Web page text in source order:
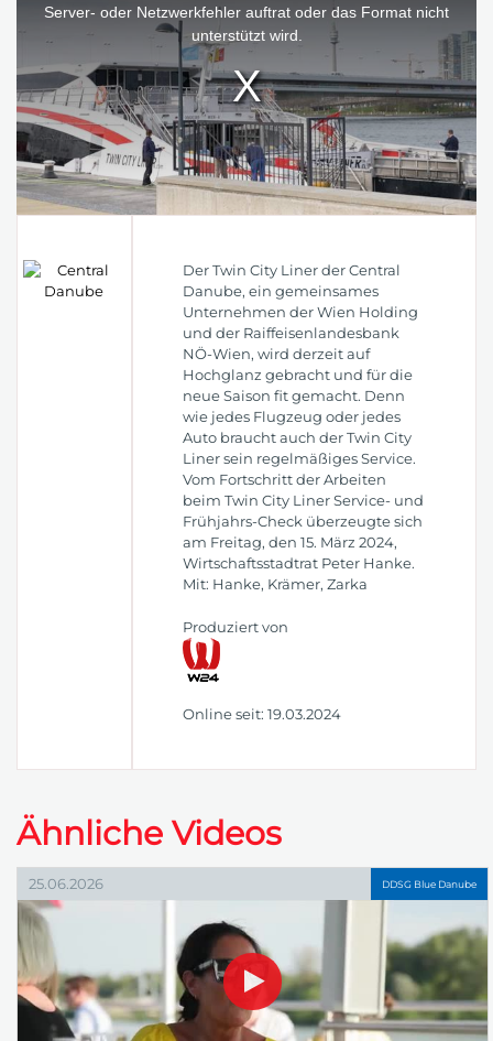
window.Server- oder Netzwerkfehler auftrat oder das Format nicht
unterstützt wird.
Der Twin City Liner der Central
Danube, ein gemeinsames
Unternehmen der Wien Holding
und der Raiffeisenlandesbank
NÖ-Wien, wird derzeit auf
Hochglanz gebracht und für die
neue Saison fit gemacht. Denn
wie jedes Flugzeug oder jedes
Auto braucht auch der Twin City
Liner sein regelmäßiges Service.
Vom Fortschritt der Arbeiten
beim Twin City Liner Service- und
Frühjahrs-Check überzeugte sich
am Freitag, den 15. März 2024,
Wirtschaftsstadtrat Peter Hanke.
Mit: Hanke, Krämer, Zarka
Produziert von
Online seit: 19.03.2024
Ähnliche Videos
25.06.2026 DDSG Blue Danube